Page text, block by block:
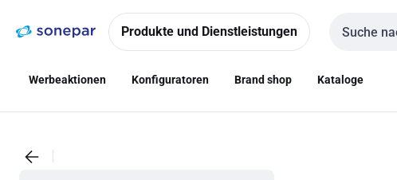
NavigationInhalt
Produkte und Dienstleistungen
Sucheingabe
Werbeaktionen Konfiguratoren Brand shop Kataloge